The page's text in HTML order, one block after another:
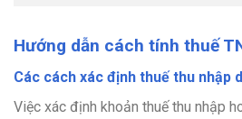
Hướng dẫn cách tính thuế
Các cách xác định thuế thu nhập
Việc xác định khoản thuế thu nhập